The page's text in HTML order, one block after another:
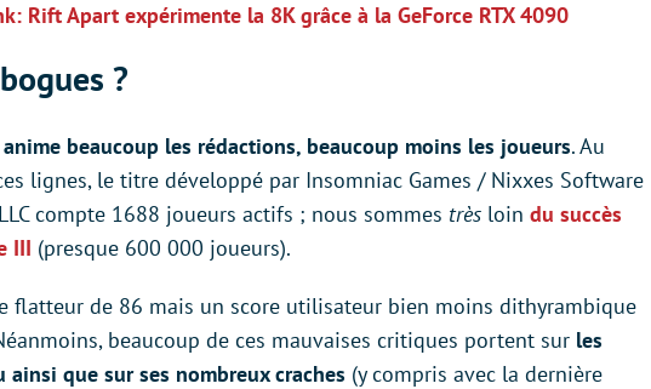
Rift Apart expérimente la 8K grâce à la GeForce RTX 4090
?
anime beaucoup les rédactions, beaucoup moins les joueurs. Au
lignes, le titre développé par Insomniac Games / Nixxes Software
compte 1688 joueurs actifs ; nous sommes très loin du succès
III (presque 600 000 joueurs).
flatteur de 86 mais un score utilisateur bien moins dithyrambique
beaucoup de ces mauvaises critiques portent sur les
que sur ses nombreux craches (y compris avec la dernière